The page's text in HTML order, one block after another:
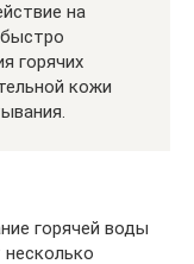
на
горячих
кожи
горячей воды